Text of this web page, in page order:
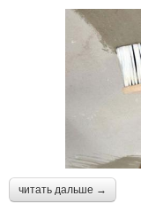
читать дальше →